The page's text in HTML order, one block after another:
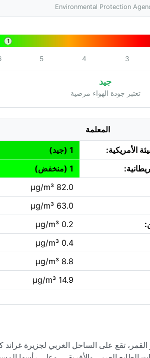
Environmental Protection
1
3
4
5
جيد
تعتبر جودة الهواء مرضية
المعلمة
الأمريكية:
1 (جيد)
1 (منخفض)
82.0 µg/m³
63.0 µg/m³
0.2 µg/m³
0.4 µg/m³
8.8 µg/m³
14.9 µg/m³
تقع على الساحل الغربي لجزيرة